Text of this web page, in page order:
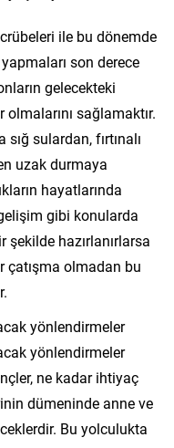
ile bu dönemde
son derece
gelecekteki
sağlamaktır.
sulardan, fırtınalı
uzak durmaya
hayatlarında
gibi konularda
şekilde hazırlanırlarsa
çatışma olmadan bu
yönlendirmeler
yönlendirmeler
ne kadar ihtiyaç
dümeninde anne ve
Bu yolculukta